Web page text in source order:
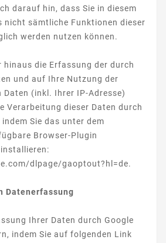
darauf hin, dass Sie in diesem
nicht sämtliche Funktionen dieser
werden nutzen können.
hinaus die Erfassung der durch
und auf Ihre Nutzung der
Daten (inkl. Ihrer IP-Adresse)
Verarbeitung dieser Daten durch
Sie das unter dem
Browser-Plugin
dlpage/gaoptout?hl=de.
Datenerfassung
Ihrer Daten durch Google
indem Sie auf folgenden Link